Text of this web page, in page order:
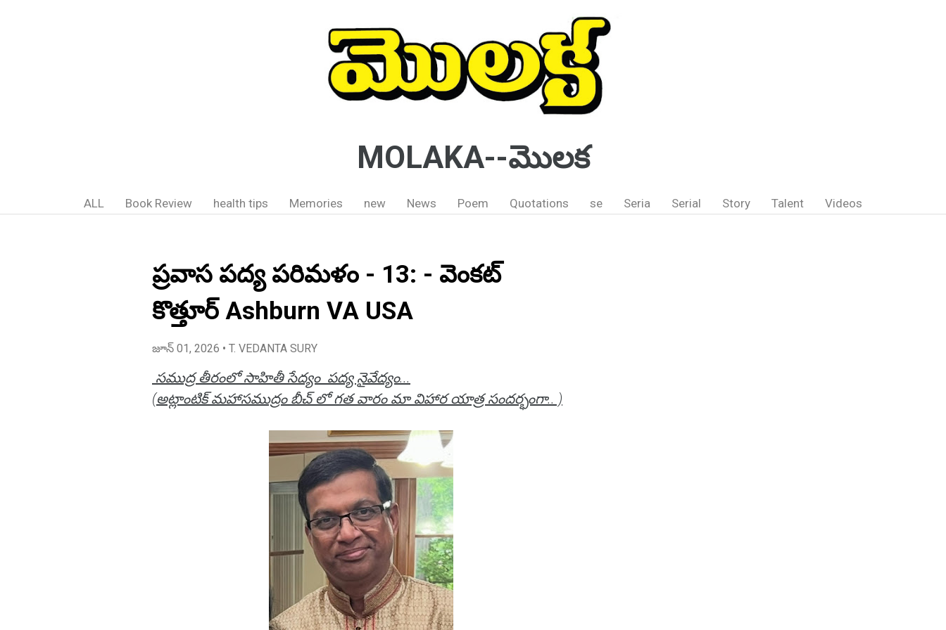
MOLAKA--మొలక
ALL Book Review health tips Memories new News Poem Quotations se Seria Serial Story Talent Videos
ప్రవాస పద్య పరిమళం - 13: - వెంకట్
కొత్తూర్ Ashburn VA USA
జూన్ 01, 2026 • T. VEDANTA SURY
సముద్ర తీరంలో సాహితీ సేద్యం పద్య నైవేద్యం...
(అట్లాంటిక్ మహాసముద్రం బీచ్ లో గత వారం మా విహార యాత్ర సందర్భంగా.. )